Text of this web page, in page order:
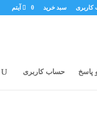
سبد خرید 0 آیتم
حساب کاربری